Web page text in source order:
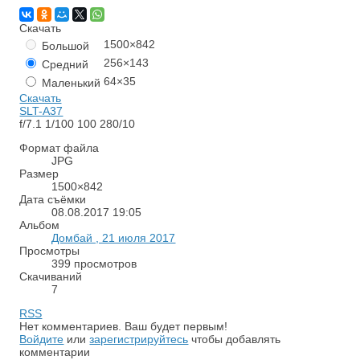
Скачать
Большой
1500×842
Средний
256×143
Маленький 64×35
Скачать
SLT-A37
f/7.1 1/100 100 280/10
Формат файла
JPG
Размер
1500×842
Дата съёмки
08.08.2017 19:05
Альбом
Домбай , 21 июля 2017
Просмотры
399 просмотров
Скачиваний
7
RSS
Нет комментариев. Ваш будет первым!
Войдите илизарегистрируйтесь чтобы добавлять
комментарии